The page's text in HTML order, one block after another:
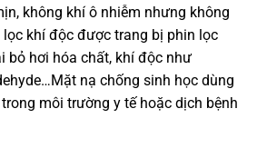
không khí ô nhiễm nhưng không
khí độc được trang bị phin lọc
bỏ hơi hóa chất, khí độc như
nạ chống sinh học dùng
môi trường y tế hoặc dịch bệnh